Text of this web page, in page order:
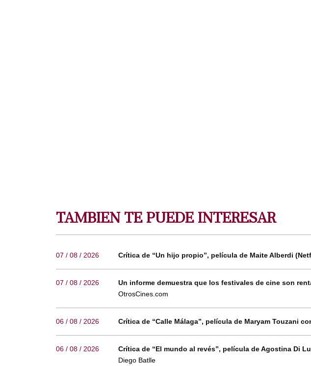
TAMBIEN TE PUEDE INTERESAR
07 / 08 / 2026 Crítica de “Un hijo propio”, película de Maite Alberdi
07 / 08 / 2026 Un informe demuestra que los festivales de cine son
OtrosCines.com
06 / 08 / 2026 Crítica de “Calle Málaga”, película de Maryam Touzani
06 / 08 / 2026 Crítica de “El mundo al revés”, película de Agostina Di
Diego Batlle